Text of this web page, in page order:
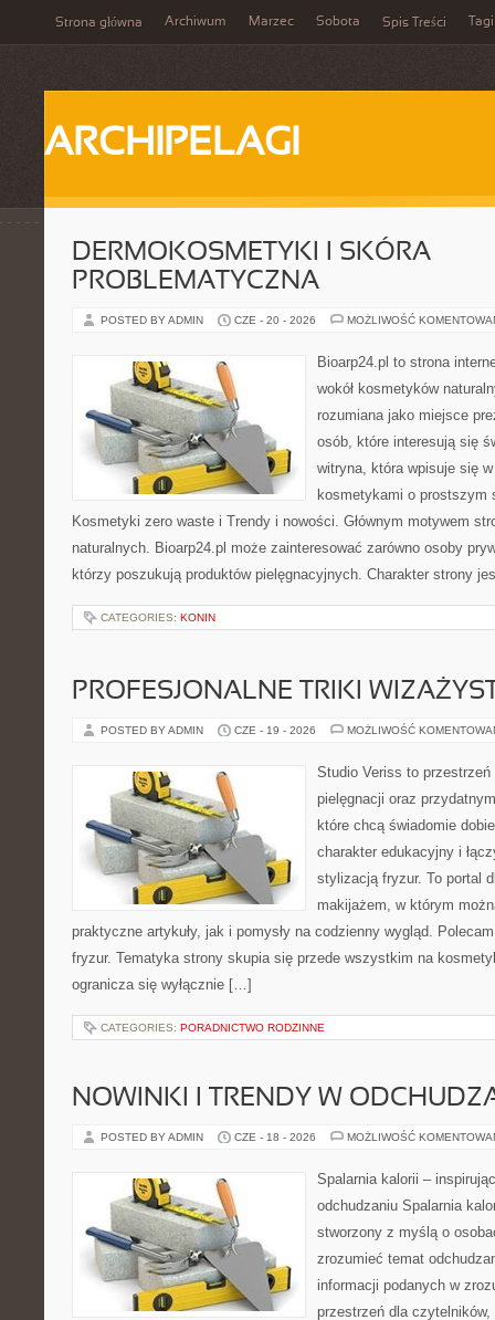
Strona główna Archiwum Marzec Sobota Spis Treści Tagi
ARCHIPELAGI
DERMOKOSMETYKI I SKÓRA
PROBLEMATYCZNA
POSTED BY ADMIN CZE - 20 - 2026 MOŻLIWOŚĆ
Bioarp24.pl to strona
wokół kosmetyków
rozumiana jako miejsce
osób, które interesują się
witryna, która wpisuje się
kosmetykami o prostszym
Kosmetyki zero waste i Trendy i nowości. Głównym motywem
naturalnych. Bioarp24.pl może zainteresować zarówno osoby
którzy poszukują produktów pielęgnacyjnych. Charakter strony
CATEGORIES: KONIN
PROFESJONALNE TRIKI
POSTED BY ADMIN CZE - 19 - 2026 MOŻLIWOŚĆ
Studio Veriss to
pielęgnacji oraz
które chcą świadomie
charakter edukacyjny i
stylizacją fryzur. To portal
makijażem, w którym
praktyczne artykuły, jak i pomysły na codzienny wygląd.
fryzur. Tematyka strony skupia się przede wszystkim na
ogranicza się wyłącznie […]
CATEGORIES: PORADNICTWO RODZINNE
NOWINKI I TRENDY W
POSTED BY ADMIN CZE - 18 - 2026 MOŻLIWOŚĆ
Spalarnia kalorii –
odchudzaniu Spalarnia
stworzony z myślą o
zrozumieć temat
informacji podanych w
przestrzeń dla